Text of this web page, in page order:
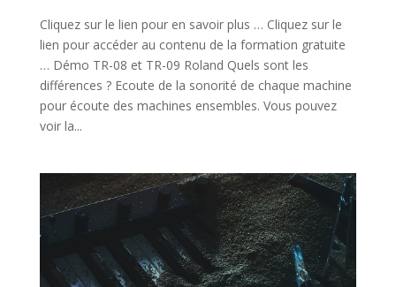
Cliquez sur le lien pour en savoir plus … Cliquez sur le
lien pour accéder au contenu de la formation gratuite
… Démo TR-08 et TR-09 Roland Quels sont les
différences ? Ecoute de la sonorité de chaque machine
pour écoute des machines ensembles. Vous pouvez
voir la...